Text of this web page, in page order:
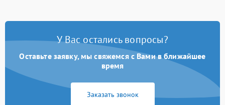
У Вас остались вопросы?
Оставьте заявку, мы свяжемся с Вами в ближайшее
время
Заказать звонок